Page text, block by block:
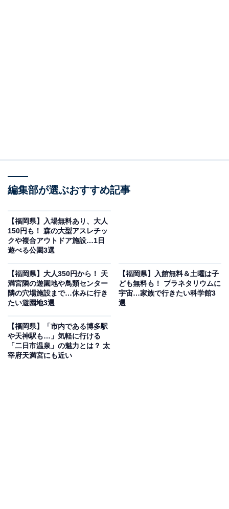
らしの中にあふれる「なぜ？」「どうして？」を分かりやすく伝え
るAll About発のニュースメディアです。お金や仕事、恋愛、ITに関
※本記事で紹介している商品の購入やサービスの利用により、売上の一部が
オールアバウトに還元されることがあります。
「さくら館」は1日ゆっくりと楽しめる温浴施設
男女日替わりで楽しめる2つの大浴場には、四季が堪能
できる自然に囲まれた豪快な露天風呂や釜風呂、サウ
ナ、白色の気泡が特徴のシルキー湯など充実の設備が揃
った「薬石浴（嵐の湯）」も完備。休憩処では軽食や宴
会が楽しめ、マッサージ室やキッズコーナーも備えてい
ます。
編集部が選ぶおすすめ記事
【福岡県】入場無料あり、大人
150円も！ 森の大型アスレチッ
クや複合アウトドア施設…1日
遊べる公園3選
【福岡県】大人350円から！ 天
満宮隣の遊園地や鳥類センター
隣の穴場施設まで…休みに行き
たい遊園地3選
【福岡県】​​​​​​​入館無料＆土曜は子
ども無料も！ プラネタリウムに
宇宙…家族で行きたい科学館3
選
【福岡県】「市内である博多駅
や天神駅も…」気軽に行ける
「二日市温泉」の魅力とは？ 太
宰府天満宮にも近い